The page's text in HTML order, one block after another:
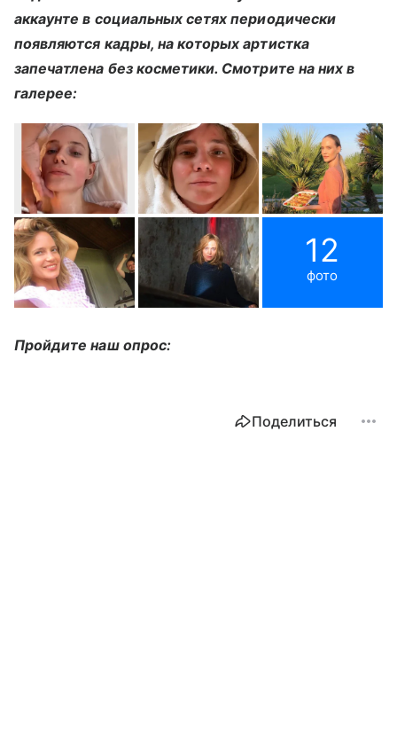
аккаунте в социальных сетях периодически
появляются кадры, на которых артистка
запечатлена без косметики. Смотрите на них в
галерее:
12
фото
Пройдите наш опрос:
Поделиться